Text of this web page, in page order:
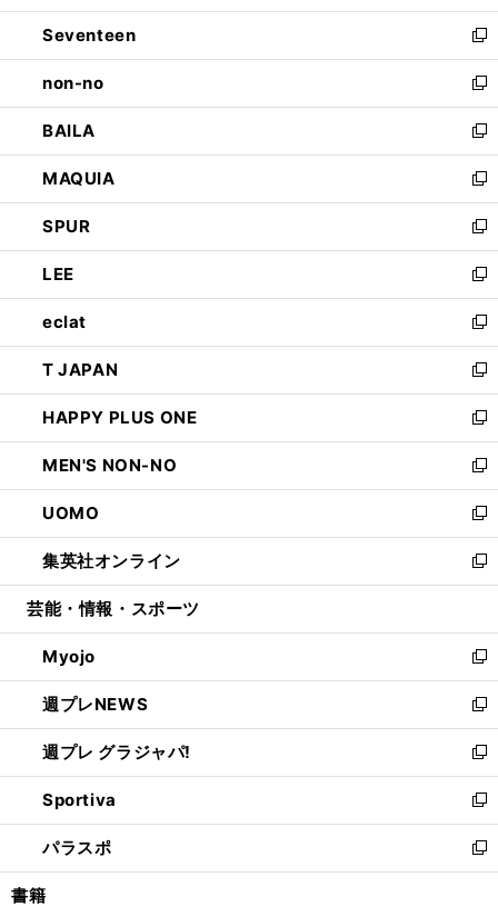
開
く
ウ
で
開
く
ン
ド
ウ
で
開
く
Seventeen
新
し
い
ウ
ィ
ン
ド
ウ
で
開
く
non-no
新
し
い
ウ
ィ
ン
ド
ウ
で
開
く
BAILA
新
し
い
ウ
ィ
ン
ド
ウ
で
開
く
MAQUIA
新
し
い
ウ
ィ
ン
ド
ウ
で
開
く
SPUR
新
し
い
ウ
ィ
ン
ド
ウ
で
開
く
LEE
新
し
い
ウ
ィ
ン
ド
ウ
で
開
く
eclat
新
し
い
ウ
ィ
ン
ド
ウ
で
開
く
T JAPAN
新
し
い
ウ
ィ
ン
ド
ウ
で
開
HAPPY PLUS ONE
新
し
い
ウ
ィ
ン
ド
ウ
開
く
MEN'S NON-NO
新
し
い
ウ
ィ
ン
ウ
で
開
く
UOMO
新
し
い
ウ
ン
ド
ウ
で
開
く
集英社オンライン
新
し
ウ
ィ
ン
ド
ウ
で
開
く
芸能・情報・スポーツ
Myojo
新
し
い
ウ
ィ
ン
ド
ウ
で
開
週プレNEWS
新
し
い
ウ
ィ
ン
ド
ウ
週プレ グラジャパ!
新
し
い
ウ
ィ
ン
Sportiva
新
し
い
ウ
パラスポ
新
し
書籍